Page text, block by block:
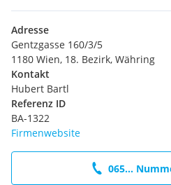
Adresse
Gentzgasse 160/3/5
1180 Wien, 18. Bezirk, Währing
Kontakt
Hubert Bartl
Referenz ID
BA-1322
Firmenwebsite
065...